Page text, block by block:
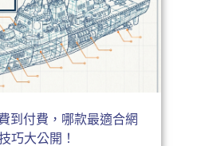
到付費，哪款最適合網
巧大公開！